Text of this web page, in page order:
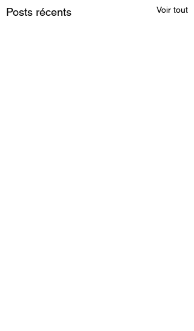
Posts récents Voir tout